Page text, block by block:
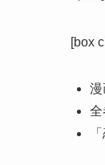
[box
漫
全